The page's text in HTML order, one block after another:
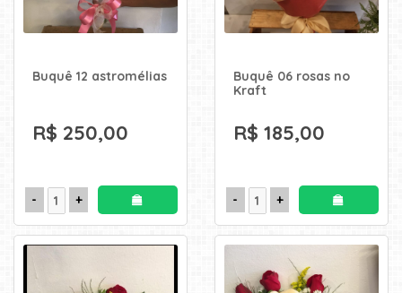
Buquê 12 astromélias
R$ 250,00
Buquê 06 rosas no
Kraft
R$ 185,00